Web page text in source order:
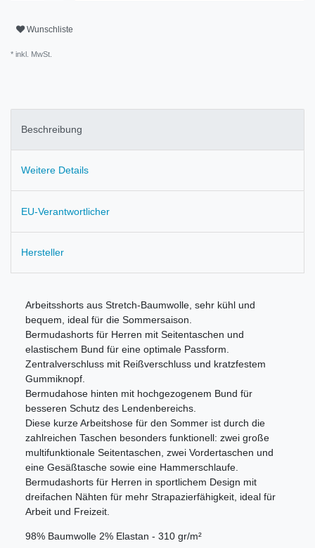
Wunschliste
* inkl. MwSt.
Beschreibung
Weitere Details
EU-Verantwortlicher
Hersteller
Arbeitsshorts aus Stretch-Baumwolle, sehr kühl und
bequem, ideal für die Sommersaison.
Bermudashorts für Herren mit Seitentaschen und
elastischem Bund für eine optimale Passform.
Zentralverschluss mit Reißverschluss und kratzfestem
Gummiknopf.
Bermudahose hinten mit hochgezogenem Bund für
besseren Schutz des Lendenbereichs.
Diese kurze Arbeitshose für den Sommer ist durch die
zahlreichen Taschen besonders funktionell: zwei große
multifunktionale Seitentaschen, zwei Vordertaschen und
eine Gesäßtasche sowie eine Hammerschlaufe.
Bermudashorts für Herren in sportlichem Design mit
dreifachen Nähten für mehr Strapazierfähigkeit, ideal für
Arbeit und Freizeit.
98% Baumwolle 2% Elastan - 310 gr/m²